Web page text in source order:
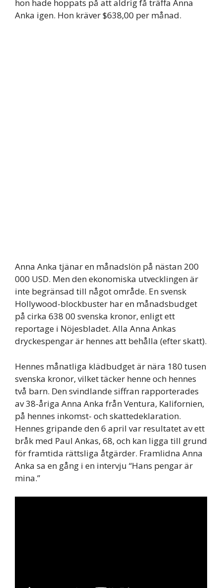
hon hade hoppats på att aldrig få träffa Anna
Anka igen. Hon kräver $638,00 per månad.
Anna Anka tjänar en månadslön på nästan 200
000 USD. Men den ekonomiska utvecklingen är
inte begränsad till något område. En svensk
Hollywood-blockbuster har en månadsbudget
på cirka 638 00 svenska kronor, enligt ett
reportage i Nöjesbladet. Alla Anna Ankas
dryckespengar är hennes att behålla (efter skatt).
Hennes månatliga klädbudget är nära 180 tusen
svenska kronor, vilket täcker henne och hennes
två barn. Den svindlande siffran rapporterades
av 38-åriga Anna Anka från Ventura, Kalifornien,
på hennes inkomst- och skattedeklaration.
Hennes gripande den 6 april var resultatet av ett
bråk med Paul Ankas, 68, och kan ligga till grund
för framtida rättsliga åtgärder. Framlidna Anna
Anka sa en gång i en intervju “Hans pengar är
mina.”